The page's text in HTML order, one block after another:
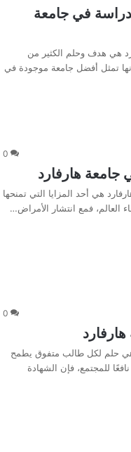
في جامعة
هي هدف وحلم الكثير من
تمثل أفضل جامعة موجودة في
0
جامعة هارفارد
هي أحد المزايا التي تمنحها
العالم، فمع انتشار الأمراض…
0
هي حلم لكل طالب متفوق يطمح
للمجتمع، فإن الشهادة